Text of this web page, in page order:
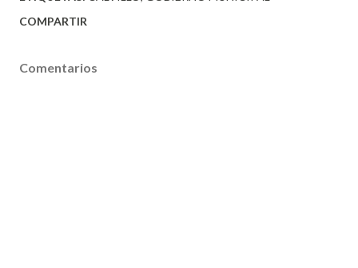
COMPARTIR
Comentarios